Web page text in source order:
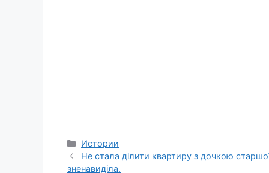
Categories
Истории
Не стала ділити квартиру з дочкою
зненавиділа.